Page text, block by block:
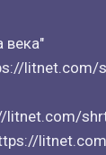
века"
litnet.com/
litnet.com/